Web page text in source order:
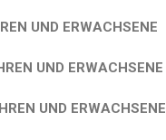
UND ERWACHSENE
UND ERWACHSENE
UND ERWACHSENE